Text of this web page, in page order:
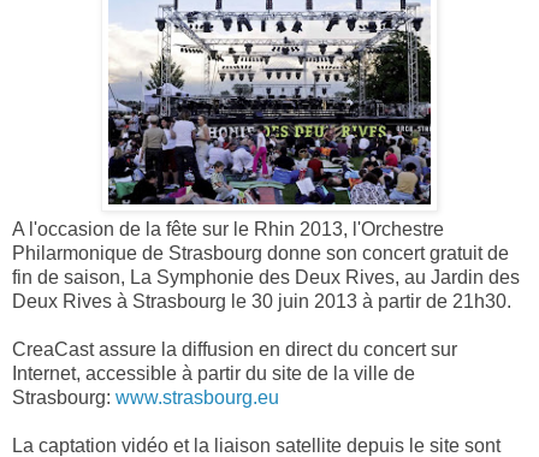
A l'occasion de la fête sur le Rhin 2013, l'Orchestre
Philarmonique de Strasbourg donne son concert gratuit de
fin de saison, La Symphonie des Deux Rives, au Jardin des
Deux Rives à Strasbourg le 30 juin 2013 à partir de 21h30.
CreaCast assure la diffusion en direct du concert sur
Internet, accessible à partir du site de la ville de
Strasbourg: www.strasbourg.eu
La captation vidéo et la liaison satellite depuis le site sont